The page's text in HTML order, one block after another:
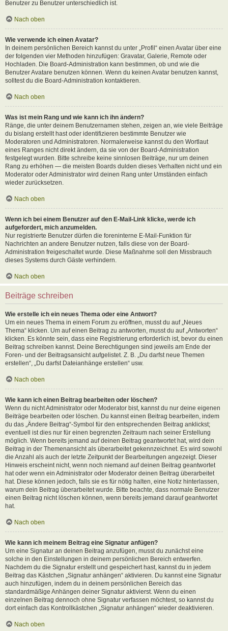
Benutzer zu Benutzer unterschiedlich ist.
Nach oben
Wie verwende ich einen Avatar?
In deinem persönlichen Bereich kannst du unter „Profil“ einen Avatar über eine
der folgenden vier Methoden hinzufügen: Gravatar, Galerie, Remote oder
Hochladen. Die Board-Administration kann bestimmen, ob und wie die
Benutzer Avatare benutzen können. Wenn du keinen Avatar benutzen kannst,
solltest du die Board-Administration kontaktieren.
Nach oben
Was ist mein Rang und wie kann ich ihn ändern?
Ränge, die unter deinem Benutzernamen stehen, zeigen an, wie viele Beiträge
du bislang erstellt hast oder identifizieren bestimmte Benutzer wie
Moderatoren und Administratoren. Normalerweise kannst du den Wortlaut
eines Ranges nicht direkt ändern, da sie von der Board-Administration
festgelegt wurden. Bitte schreibe keine sinnlosen Beiträge, nur um deinen
Rang zu erhöhen — die meisten Boards dulden dieses Verhalten nicht und ein
Moderator oder Administrator wird deinen Rang unter Umständen einfach
wieder zurücksetzen.
Nach oben
Wenn ich bei einem Benutzer auf den E-Mail-Link klicke, werde ich
aufgefordert, mich anzumelden.
Nur registrierte Benutzer dürfen die foreninterne E-Mail-Funktion für
Nachrichten an andere Benutzer nutzen, falls diese von der Board-
Administration freigeschaltet wurde. Diese Maßnahme soll den Missbrauch
dieses Systems durch Gäste verhindern.
Nach oben
Beiträge schreiben
Wie erstelle ich ein neues Thema oder eine Antwort?
Um ein neues Thema in einem Forum zu eröffnen, musst du auf „Neues
Thema“ klicken. Um auf einen Beitrag zu antworten, musst du auf „Antworten“
klicken. Es könnte sein, dass eine Registrierung erforderlich ist, bevor du einen
Beitrag schreiben kannst. Deine Berechtigungen sind jeweils am Ende der
Foren- und der Beitragsansicht aufgelistet. Z. B. „Du darfst neue Themen
erstellen“, „Du darfst Dateianhänge erstellen“ usw.
Nach oben
Wie kann ich einen Beitrag bearbeiten oder löschen?
Wenn du nicht Administrator oder Moderator bist, kannst du nur deine eigenen
Beiträge bearbeiten oder löschen. Du kannst einen Beitrag bearbeiten, indem
du das „Ändere Beitrag“-Symbol für den entsprechenden Beitrag anklickst;
eventuell ist dies nur für einen begrenzten Zeitraum nach seiner Erstellung
möglich. Wenn bereits jemand auf deinen Beitrag geantwortet hat, wird dein
Beitrag in der Themenansicht als überarbeitet gekennzeichnet. Es wird sowohl
die Anzahl als auch der letzte Zeitpunkt der Bearbeitungen angezeigt. Dieser
Hinweis erscheint nicht, wenn noch niemand auf deinen Beitrag geantwortet
hat oder wenn ein Administrator oder Moderator deinen Beitrag überarbeitet
hat. Diese können jedoch, falls sie es für nötig halten, eine Notiz hinterlassen,
warum dein Beitrag überarbeitet wurde. Bitte beachte, dass normale Benutzer
einen Beitrag nicht löschen können, wenn bereits jemand darauf geantwortet
hat.
Nach oben
Wie kann ich meinem Beitrag eine Signatur anfügen?
Um eine Signatur an deinen Beitrag anzufügen, musst du zunächst eine
solche in den Einstellungen in deinem persönlichen Bereich entwerfen.
Nachdem du die Signatur erstellt und gespeichert hast, kannst du in jedem
Beitrag das Kästchen „Signatur anhängen“ aktivieren. Du kannst eine Signatur
auch hinzufügen, indem du in deinem persönlichen Bereich das
standardmäßige Anhängen deiner Signatur aktivierst. Wenn du einen
einzelnen Beitrag dennoch ohne Signatur verfassen möchtest, so kannst du
dort einfach das Kontrollkästchen „Signatur anhängen“ wieder deaktivieren.
Nach oben